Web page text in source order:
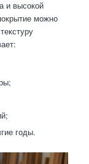
и высокой
можно
годы.